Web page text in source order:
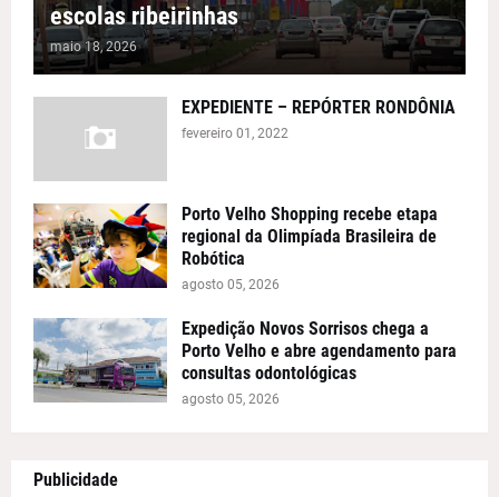
escolas ribeirinhas
maio 18, 2026
EXPEDIENTE – REPÓRTER RONDÔNIA
fevereiro 01, 2022
Porto Velho Shopping recebe etapa
regional da Olimpíada Brasileira de
Robótica
agosto 05, 2026
Expedição Novos Sorrisos chega a
Porto Velho e abre agendamento para
consultas odontológicas
agosto 05, 2026
Publicidade